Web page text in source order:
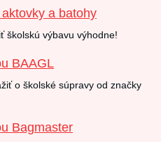
a batohy
školskú výbavu výhodne!
BAAGL
o školské súpravy od značky
Bagmaster